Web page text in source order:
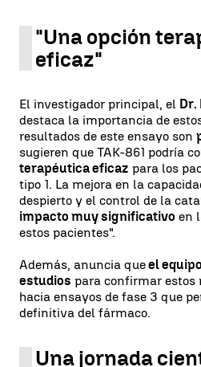
"Una opción
eficaz"
El investigador principal, el Dr.
destaca la importancia de
resultados de este ensayo son
sugieren que TAK-861 podría
terapéutica eficaz para los
tipo 1. La mejora en la
despierto y el control de la
impacto muy significativo en
estos pacientes".
Además, anuncia queel
estudios para confirmar estos
hacia ensayos de fase 3 que
definitiva del fármaco.
Una jornada